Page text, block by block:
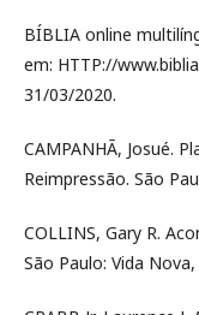
BÍBLIA online
em: HTTP://
31/03/2020.
CAMPANHÃ, Josué.
Reimpressão. São
COLLINS, Gary R.
São Paulo: Vida Nova,